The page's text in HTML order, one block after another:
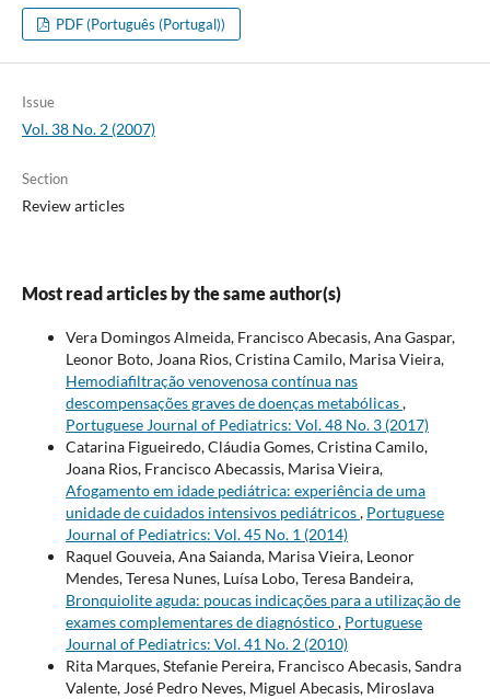
PDF (Português (Portugal))
Issue
Vol. 38 No. 2 (2007)
Section
Review articles
Most read articles by the same author(s)
Vera Domingos Almeida, Francisco Abecasis, Ana Gaspar,
Leonor Boto, Joana Rios, Cristina Camilo, Marisa Vieira,
Hemodiafiltração venovenosa contínua nas
descompensações graves de doenças metabólicas,
Portuguese Journal of Pediatrics: Vol. 48 No. 3 (2017)
Catarina Figueiredo, Cláudia Gomes, Cristina Camilo,
Joana Rios, Francisco Abecassis, Marisa Vieira,
Afogamento em idade pediátrica: experiência de uma
unidade de cuidados intensivos pediátricos, Portuguese
Journal of Pediatrics: Vol. 45 No. 1 (2014)
Raquel Gouveia, Ana Saianda, Marisa Vieira, Leonor
Mendes, Teresa Nunes, Luísa Lobo, Teresa Bandeira,
Bronquiolite aguda: poucas indicações para a utilização de
exames complementares de diagnóstico, Portuguese
Journal of Pediatrics: Vol. 41 No. 2 (2010)
Rita Marques, Stefanie Pereira, Francisco Abecasis, Sandra
Valente, José Pedro Neves, Miguel Abecasis, Miroslava